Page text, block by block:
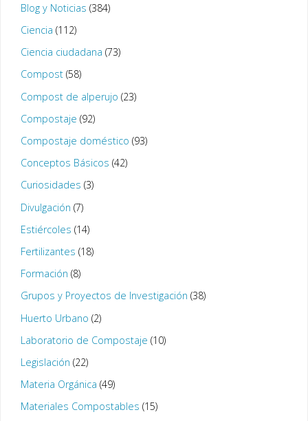
Blog y Noticias (384)
Ciencia (112)
Ciencia ciudadana (73)
Compost(58)
Compost de alperujo (23)
Compostaje (92)
Compostaje doméstico (93)
Conceptos Básicos (42)
Curiosidades (3)
Divulgación (7)
Estiércoles (14)
Fertilizantes (18)
Formación (8)
Grupos y Proyectos de Investigación (38)
Huerto Urbano (2)
Laboratorio de Compostaje (10)
Legislación (22)
Materia Orgánica (49)
Materiales Compostables (15)